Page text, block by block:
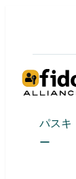
パスキ
ー